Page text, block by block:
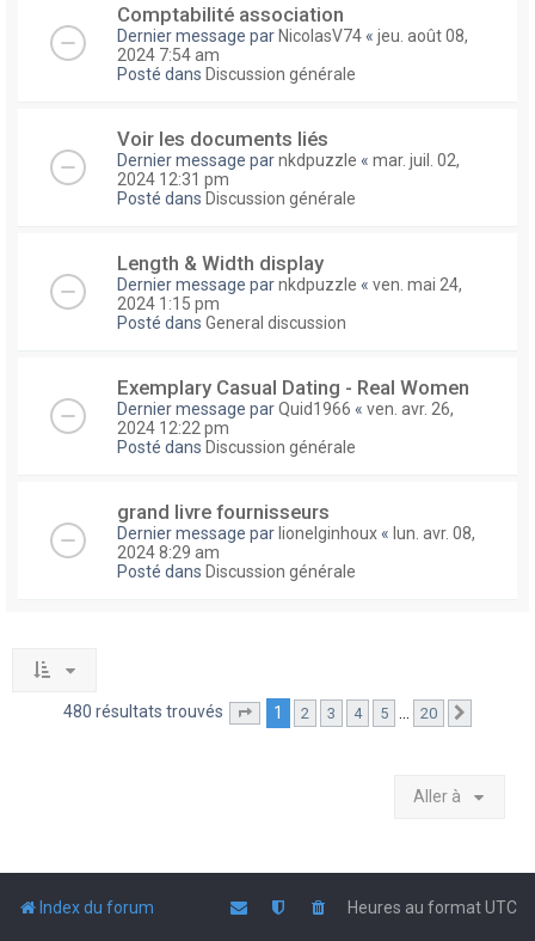
Comptabilité association
Dernier message par NicolasV74 « jeu. août 08,
2024 7:54 am
Posté dans Discussion générale
Voir les documents liés
Dernier message parnkdpuzzle « mar. juil. 02,
2024 12:31 pm
Posté dans Discussion générale
Length & Width display
Dernier message parnkdpuzzle « ven. mai 24,
2024 1:15 pm
Posté dans General discussion
Exemplary Сasual Dating - Real Women
Dernier message parQuid1966 « ven. avr. 26,
2024 12:22 pm
Posté dans Discussion générale
grand livre fournisseurs
Dernier message par lionelginhoux « lun. avr. 08,
2024 8:29 am
Posté dans Discussion générale
480 résultats trouvés Page sur20
1 2 3 4 5 … 20
Aller à
Index du forum Heures au formatUTC